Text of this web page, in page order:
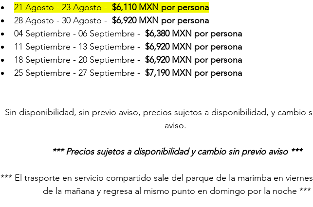
21 Agosto - 23 Agosto - $6,110 MXN por persona
28 Agosto - 30 Agosto - $6,920 MXN por persona
04 Septiembre - 06 Septiembre - $6,380 MXN por persona
11 Septiembre - 13 Septiembre - $6,920 MXN por persona
18 Septiembre - 20 Septiembre - $6,920 MXN por persona
25 Septiembre - 27 Septiembre - $7,190 MXN por persona
Sin disponibilidad, sin previo aviso, precios sujetos a disponibilidad, y cambio
aviso.
*** Precios sujetos a disponibilidad y cambio sin previo aviso ***
*** El trasporte en servicio compartido sale del parque de la marimba en viernes
de la mañana y regresa al mismo punto en domingo por la noche ***